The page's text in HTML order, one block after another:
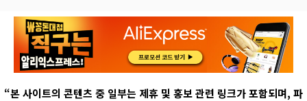
“본 사이트의 콘텐츠 중 일부는 제휴 및 홍보 관련 링크가 포함되며, 파